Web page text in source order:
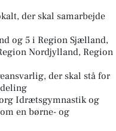
der skal samarbejde
og 5 i Region Sjælland,
Nordjylland, Region
der skal stå for
Idrætsgymnastik og
en børne- og